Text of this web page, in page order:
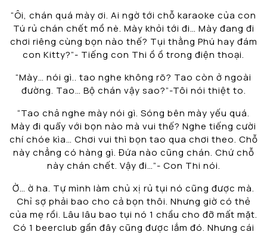
“Ôi, chán quá mày ơi. Ai ngờ tới chỗ karaoke của con
Tú rủ chán chết mồ nè. Mày khỏi tới đi… Mày đang đi
chơi riêng cùng bọn nào thế? Tụi thằng Phú hay đám
con Kitty?”- Tiếng con Thi ồ ồ trong điện thoại.
“Mày… nói gì.. tao nghe không rõ? Tao còn ở ngoài
đường. Tao… Bộ chán vậy sao?”-Tôi nói thiệt to.
“Tao chả nghe mày nói gì. Sóng bên mày yếu quá.
Mày đi quẩy với bọn nào mà vui thế? Nghe tiếng cười
chí chóe kìa… Chơi vui thì bọn tao qua chơi theo. Chỗ
này chẳng có hàng gì. Đứa nào cũng chán. Chứ chỗ
này chán chết. Vậy đi…”- Con Thi nói.
Ờ… ờ ha. Tự mình làm chủ xị rủ tụi nó cũng được mà.
Chỉ sợ phải bao cho cả bọn thôi. Nhưng giờ có thẻ
của mẹ rồi. Lâu lâu bao tụi nó 1 chầu cho đỡ mất mặt.
Có 1 beerclub gần đây cũng được lắm đó. Nhưng cái